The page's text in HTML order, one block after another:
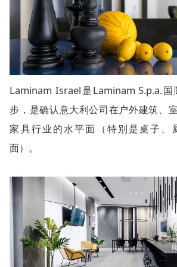
Laminam Israel是Laminam S.p.a.
步，是确认意大利公司在户外建筑、
家具行业的水平面（特别是桌子、
面）。